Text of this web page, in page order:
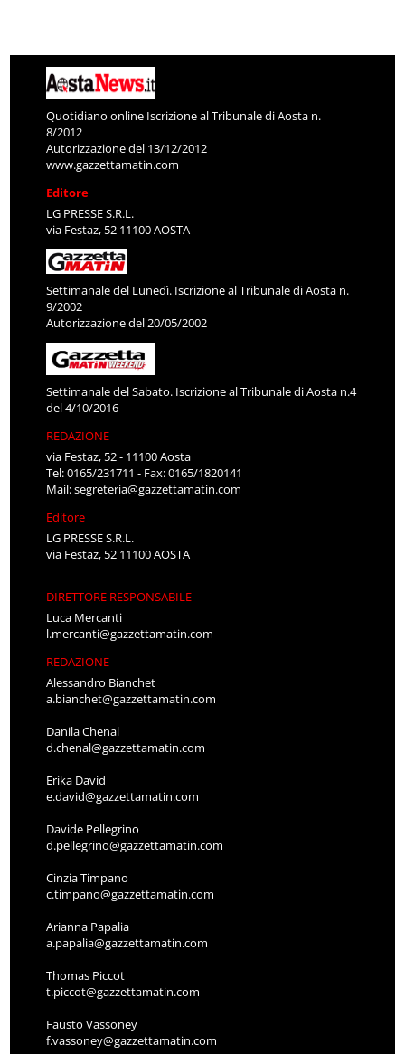
Quotidiano online Iscrizione al Tribunale di Aosta n.
8/2012
Autorizzazione del 13/12/2012
www.gazzettamatin.com
Editore
LG PRESSE S.R.L.
via Festaz, 52 11100 AOSTA
Settimanale del Lunedì. Iscrizione al Tribunale di Aosta n.
9/2002
Autorizzazione del 20/05/2002
Settimanale del Sabato. Iscrizione al Tribunale di Aosta n.4
del 4/10/2016
REDAZIONE
via Festaz, 52 - 11100 Aosta
Tel: 0165/231711 - Fax: 0165/1820141
Mail:segreteria@gazzettamatin.com
Editore
LG PRESSE S.R.L.
via Festaz, 52 11100 AOSTA
DIRETTORE RESPONSABILE
Luca Mercanti
l.mercanti@gazzettamatin.com
REDAZIONE
Alessandro Bianchet
a.bianchet@gazzettamatin.com
Danila Chenal
d.chenal@gazzettamatin.com
Erika David
e.david@gazzettamatin.com
Davide Pellegrino
d.pellegrino@gazzettamatin.com
Cinzia Timpano
c.timpano@gazzettamatin.com
Arianna Papalia
a.papalia@gazzettamatin.com
Thomas Piccot
t.piccot@gazzettamatin.com
Fausto Vassoney
f.vassoney@gazzettamatin.com